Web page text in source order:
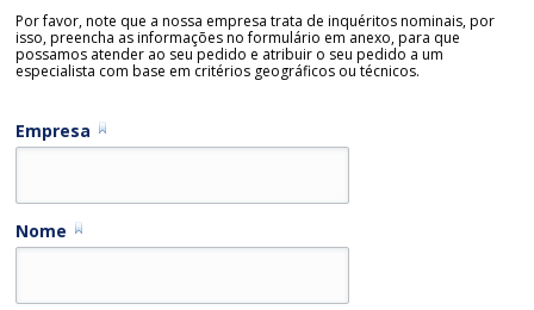
Por favor, note que a nossa empresa trata de inquéritos nominais, por
isso, preencha as informações no formulário em anexo, para que
possamos atender ao seu pedido e atribuir o seu pedido a um
especialista com base em critérios geográficos ou técnicos.
Empresa
Nome